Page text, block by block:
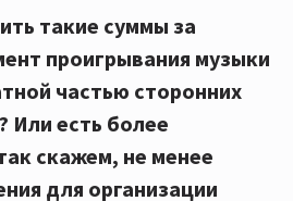
такие суммы за
проигрывания музыки
частью сторонних
? Или есть более
скажем, не менее
для организации